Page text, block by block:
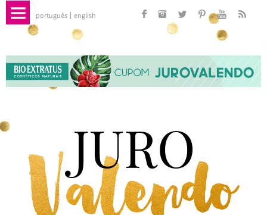
português english